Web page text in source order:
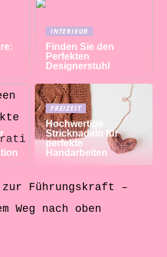
INTERIEUR
Finden Sie den
Perfekten
Designerstuhl
FREIZEIT
Hochwertige
Stricknadeln für
perfekte
Handarbeiten
Führungskraft –
Weg nach oben